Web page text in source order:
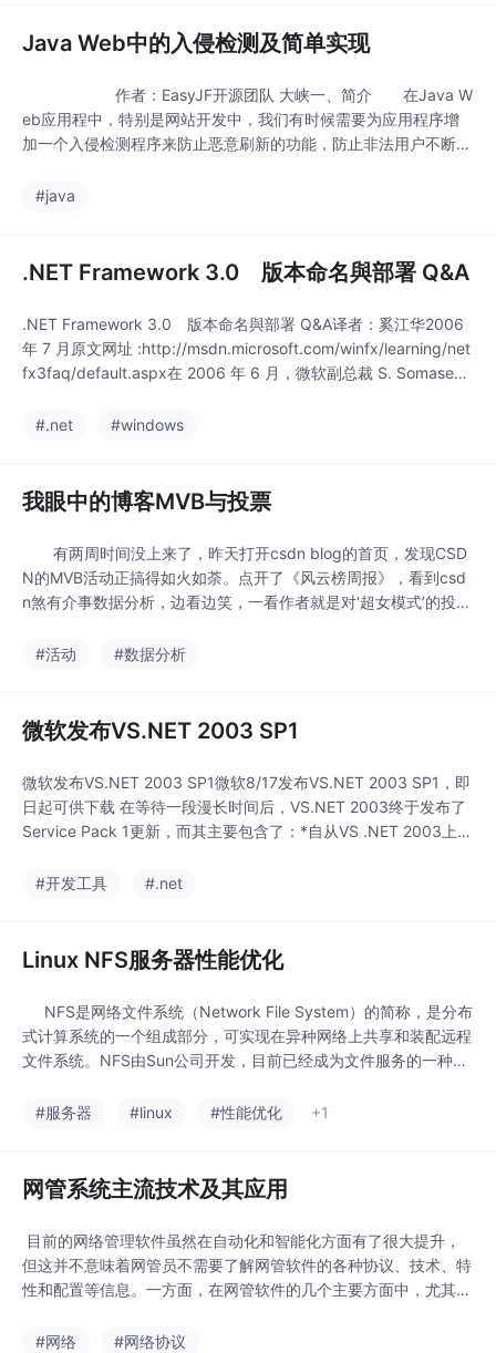
i.easyjf.com/ Tr
Java Web中的入侵检测及简单实现
作者：EasyJF开源团队 大峡一、简介 在Java W
eb应用程中，特别是网站开发中，我们有时候需要为应用程序增
加一个入侵检测程序来防止恶意刷新的功能，防止非法用户不断的
现，包括软件、硬件防火墙，入侵检测的策略也很多。在这里我们
#java
.NET Framework 3.0 版本命名與部署 Q&A
.NET Framework 3.0 版本命名與部署 Q&A译者：奚江华2006
年 7 月原文网址 :http://msdn.microsoft.com/winfx/learning/net
fx3faq/default.aspx在 2006 年 6 月，微软副总裁 S. Somasega
讯检视它的 Blog。这
#.net #windows
我眼中的博客MVB与投票
有两周时间没上来了，昨天打开csdn blog的首页，发现CSD
N的MVB活动正搞得如火如荼。点开了《风云榜周报》，看到csd
n煞有介事数据分析，边看边笑，一看作者就是对‘超女模式’的投票
不禁大跌眼镜：参与的人也太少了吧。 突然想到前段时间一个
#活动 #数据分析
微软发布VS.NET 2003 SP1
微软发布VS.NET 2003 SP1微软8/17发布VS.NET 2003 SP1，即
日起可供下载 在等待一段漫长时间后，VS.NET 2003终于发布了
Service Pack 1更新，而其主要包含了：*自从VS .NET 2003上市
所发现的其它问题修正*经由MSDN Product Feedback中心所
#开发工具 #.net
Linux NFS服务器性能优化
NFS是网络文件系统（Network File System）的简称，是分布
式计算系统的一个组成部分，可实现在异种网络上共享和装配远程
文件系统。NFS由Sun公司开发，目前已经成为文件服务的一种标
让不同操作系统的计算机可以共享数据，所以也可以将它看做是一
#服务器 #linux #性能优化 +1
网管系统主流技术及其应用
目前的网络管理软件虽然在自动化和智能化方面有了很大提升，
但这并不意味着网管员不需要了解网管软件的各种协议、技术、特
性和配置等信息。一方面，在网管软件的几个主要方面中，尤其是
超级终端使用命令行来进行详细配置；另一方面，网管软件的技术
#网络 #网络协议